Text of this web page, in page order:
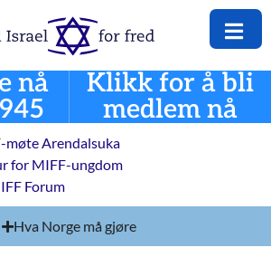
nå
Klikk for å bli
medlem nå
møte Arendalsuka
for MIFF-ungdom
Forum
Hva Norge må gjøre